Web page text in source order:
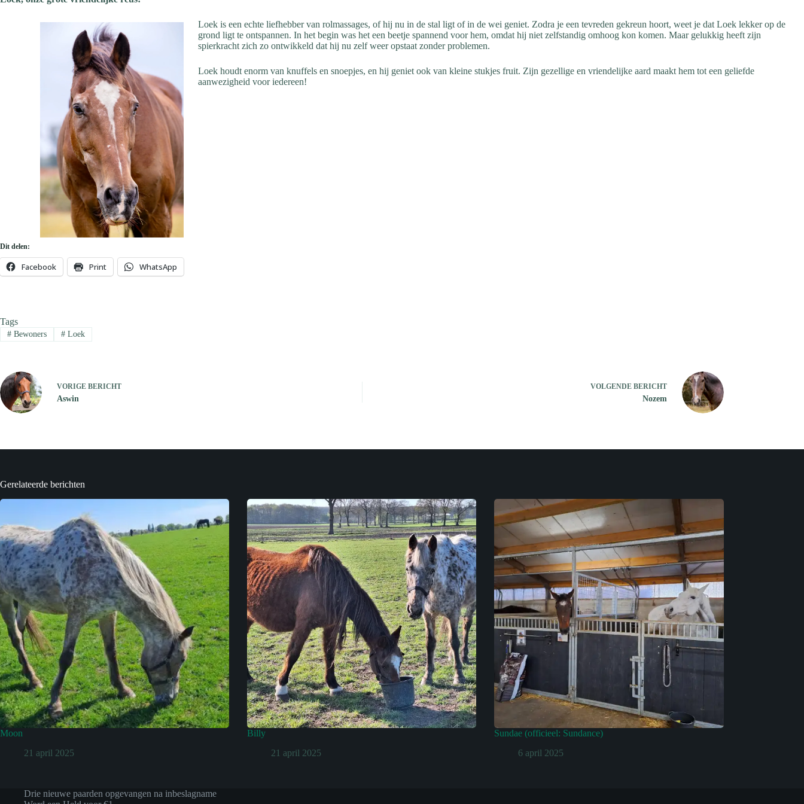
Loek is een echte liefhebber van rolmassages, of hij nu in de stal ligt of in de wei geniet. Zodra je een tevreden gekreun hoort, weet je dat Loek lekker op de
grond ligt te ontspannen. In het begin was het een beetje spannend voor hem, omdat hij niet zelfstandig omhoog kon komen. Maar gelukkig heeft zijn
spierkracht zich zo ontwikkeld dat hij nu zelf weer opstaat zonder problemen.
Loek houdt enorm van knuffels en snoepjes, en hij geniet ook van kleine stukjes fruit. Zijn gezellige en vriendelijke aard maakt hem tot een geliefde
aanwezigheid voor iedereen!
Dit delen:
Facebook Print WhatsApp
Tags
#Bewoners #Loek
VORIGE BERICHT
Aswin
VOLGENDE BERICHT
Nozem
Gerelateerde berichten
Moon
21 april 2025
Billy
21 april 2025
Sundae (officieel: Sundance)
6 april 2025
Drie nieuwe paarden opgevangen na inbeslagname